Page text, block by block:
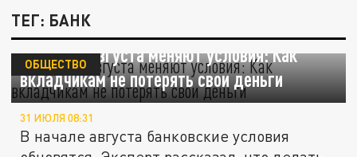
ТЕГ: БАНК
Банки с 1 августа меняют условия: Как
вкладчикам не потерять свои деньги
ОБЩЕСТВО
31 ИЮЛЯ 08:31
В начале августа банковские условия